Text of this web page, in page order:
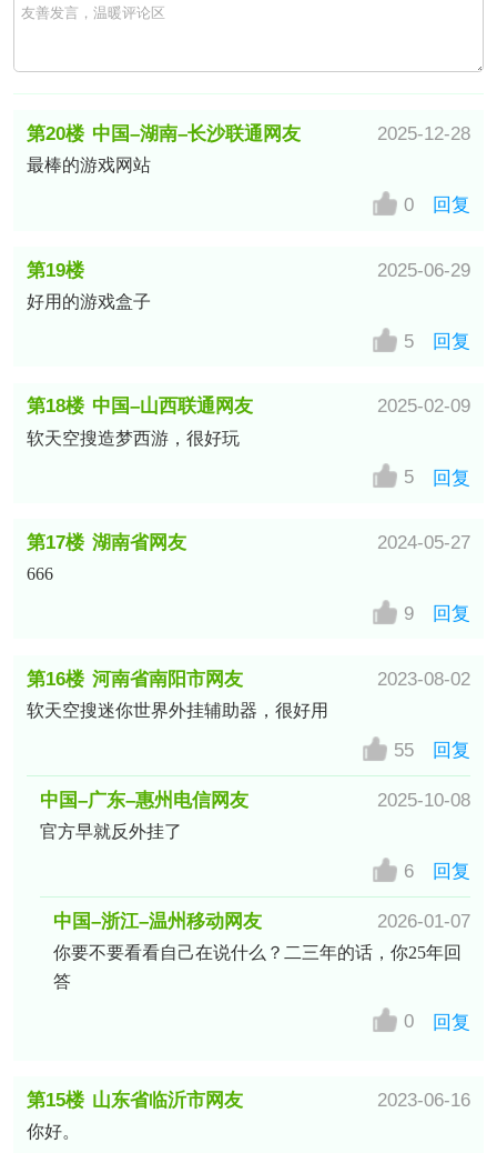
第20楼 中国–湖南–长沙联通网友 2025-12-28
最棒的游戏网站
0 回复
第19楼
美国–新泽西州Merck公司网友
2025-06-29
好用的游戏盒子
5 回复
第18楼 中国–山西联通网友 2025-02-09
软天空搜造梦西游，很好玩
5 回复
第17楼 湖南省网友 2024-05-27
666
9 回复
第16楼 河南省南阳市网友 2023-08-02
软天空搜迷你世界外挂辅助器，很好用
55 回复
中国–广东–惠州电信网友 2025-10-08
官方早就反外挂了
6 回复
中国–浙江–温州移动网友 2026-01-07
你要不要看看自己在说什么？二三年的话，你25年回
答
0 回复
第15楼 山东省临沂市网友 2023-06-16
你好。